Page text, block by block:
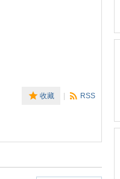
收藏 RSS